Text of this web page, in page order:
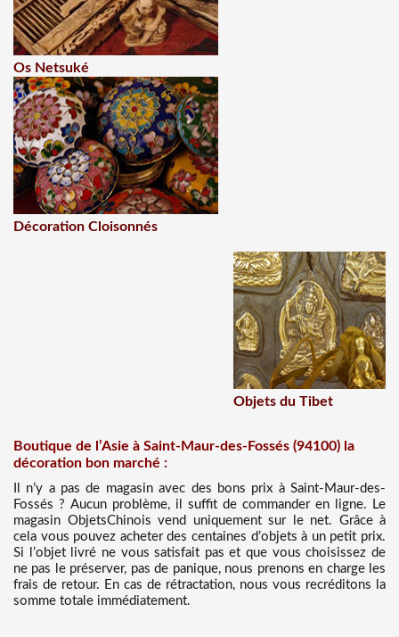
Os Netsuké
Décoration Cloisonnés
Objets du Tibet
Boutique de l’Asie à Saint-Maur-des-Fossés (94100) la
décoration bon marché :
Il n’y a pas de magasin avec des bons prix à Saint-Maur-des-
Fossés ? Aucun problème, il suffit de commander en ligne. Le
magasin ObjetsChinois vend uniquement sur le net. Grâce à
cela vous pouvez acheter des centaines d’objets à un petit prix.
Si l’objet livré ne vous satisfait pas et que vous choisissez de
ne pas le préserver, pas de panique, nous prenons en charge les
frais de retour. En cas de rétractation, nous vous recréditons la
somme totale immédiatement.